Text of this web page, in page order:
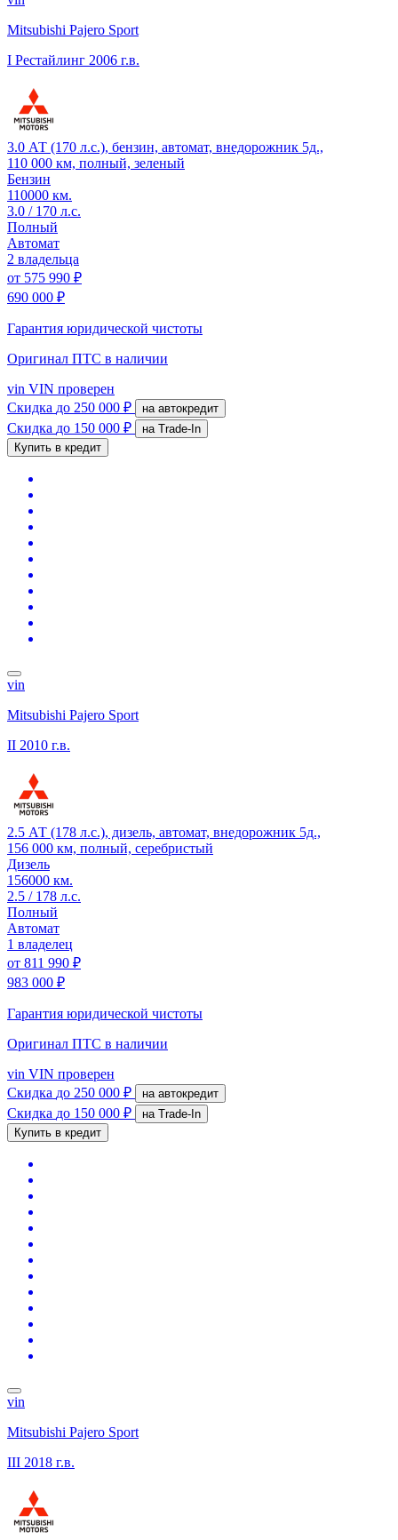
Mitsubishi Pajero Sport
I Рестайлинг 2006 г.в.
3.0 АТ (170 л.с.), бензин, автомат, внедорожник 5д.,
110 000 км, полный, зеленый
Бензин
110000 км.
3.0 / 170 л.с.
Полный
Автомат
2 владельца
от 575 990 ₽
690 000 ₽
Гарантия юридической чистоты
Оригинал ПТС в наличии
vin VIN проверен
Скидка до 250 000 ₽ на автокредит
Скидка до 150 000 ₽
на Trade-In
Купить в кредит
vin
Mitsubishi Pajero Sport
II 2010 г.в.
2.5 АТ (178 л.с.), дизель, автомат, внедорожник 5д.,
156 000 км, полный, серебристый
Дизель
156000 км.
2.5 / 178 л.с.
Полный
Автомат
1 владелец
от 811 990 ₽
983 000 ₽
Гарантия юридической чистоты
Оригинал ПТС в наличии
vin VIN проверен
Скидка до 250 000 ₽ на автокредит
Скидка до 150 000 ₽
на Trade-In
Купить в кредит
vin
Mitsubishi Pajero Sport
III 2018 г.в.